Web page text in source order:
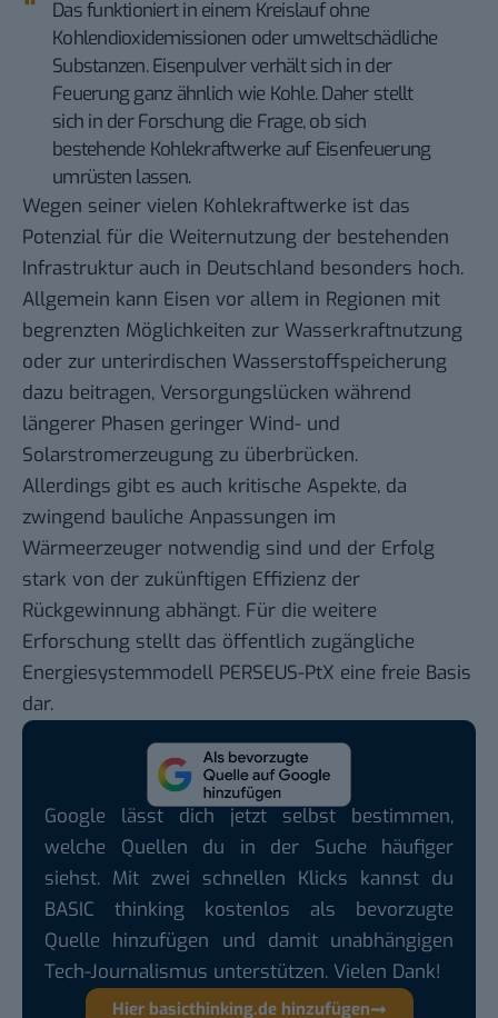
Das funktioniert in einem Kreislauf ohne
Kohlendioxidemissionen oder umweltschädliche
Substanzen. Eisenpulver verhält sich in der
Feuerung ganz ähnlich wie Kohle. Daher stellt
sich in der Forschung die Frage, ob sich
bestehende Kohlekraftwerke auf Eisenfeuerung
umrüsten lassen.
Wegen seiner vielen Kohlekraftwerke ist das
Potenzial für die Weiternutzung der bestehenden
Infrastruktur auch in Deutschland besonders hoch.
Allgemein kann Eisen vor allem in Regionen mit
begrenzten Möglichkeiten zur Wasserkraftnutzung
oder zur unterirdischen Wasserstoffspeicherung
dazu beitragen, Versorgungslücken während
längerer Phasen geringer Wind- und
Solarstromerzeugung zu überbrücken.
Allerdings gibt es auch kritische Aspekte, da
zwingend bauliche Anpassungen im
Wärmeerzeuger notwendig sind und der Erfolg
stark von der zukünftigen Effizienz der
Rückgewinnung abhängt. Für die weitere
Erforschung stellt das öffentlich zugängliche
Energiesystemmodell PERSEUS-PtX eine freie Basis
dar.
Google lässt dich jetzt selbst bestimmen,
welche Quellen du in der Suche häufiger
siehst. Mit zwei schnellen Klicks kannst du
BASIC thinking kostenlos als bevorzugte
Quelle hinzufügen und damit unabhängigen
Tech-Journalismus unterstützen. Vielen Dank!
Hier basicthinking.de hinzufügen